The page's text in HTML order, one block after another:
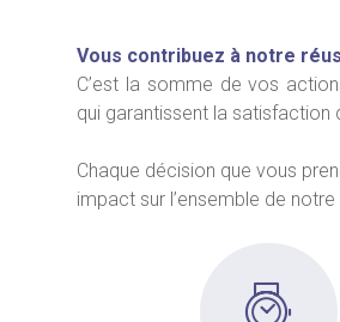
Vous contribuez à notre
C’est la somme de vos
qui garantissent la satisfaction
Chaque décision que vous
impact sur l’ensemble de notre